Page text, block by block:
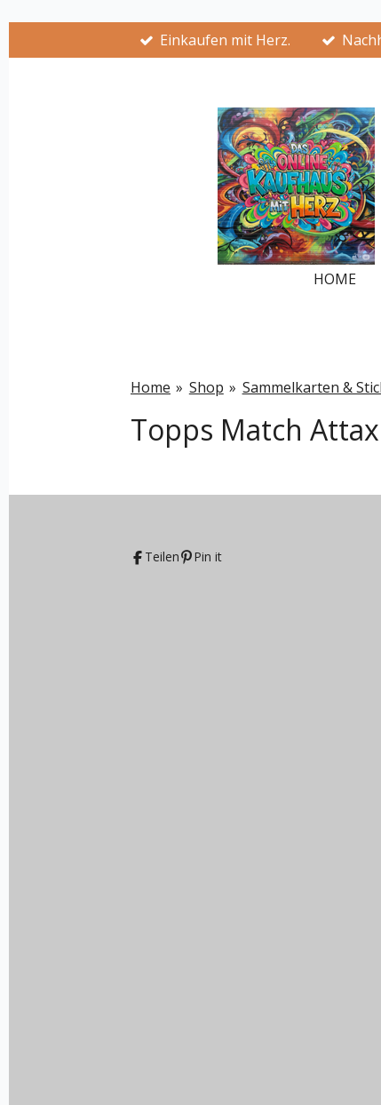
springen
Einkaufen mit Herz.
HOME
Home » Shop » Sammelkarten &
Topps Match
Teilen Pin it